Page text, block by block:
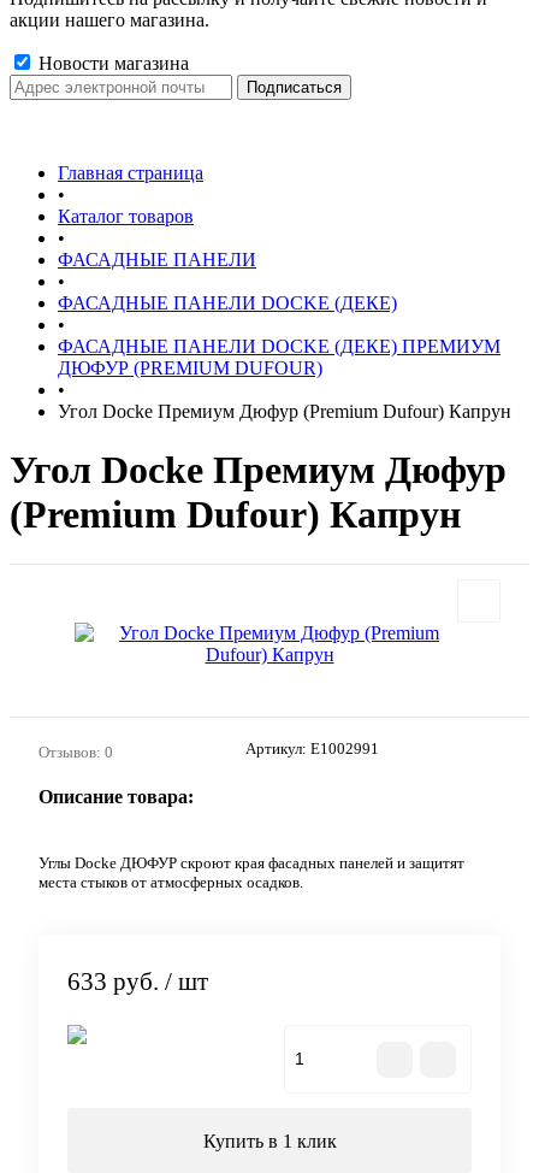
акции нашего магазина.
Новости магазина
Главная страница
•
Каталог товаров
•
ФАСАДНЫЕ ПАНЕЛИ
•
ФАСАДНЫЕ ПАНЕЛИ DOCKE (ДЕКЕ)
•
ФАСАДНЫЕ ПАНЕЛИ DOCKE (ДЕКЕ) ПРЕМИУМ
ДЮФУР (PREMIUM DUFOUR)
•
Угол Docke Премиум Дюфур (Premium Dufour) Капрун
Угол Docke Премиум Дюфур
(Premium Dufour) Капрун
Отзывов: 0 Артикул: E1002991
Описание товара:
Углы Docke ДЮФУР скроют края фасадных панелей и защитят
места стыков от атмосферных осадков.
633 руб. / шт
Купить в 1 клик